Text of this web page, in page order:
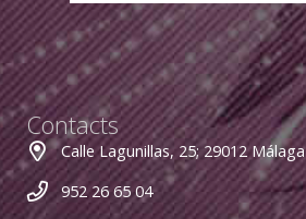
Contacts
Calle Lagunillas, 25; 29012 Málaga
952 26 65 04